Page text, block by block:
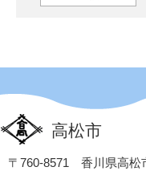
高松市
〒760-8571 香川県高松